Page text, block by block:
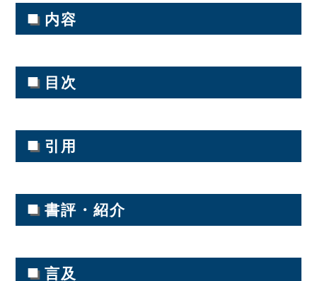
■ 内容
■ 目次
■ 引用
■ 書評・紹介
■ 言及